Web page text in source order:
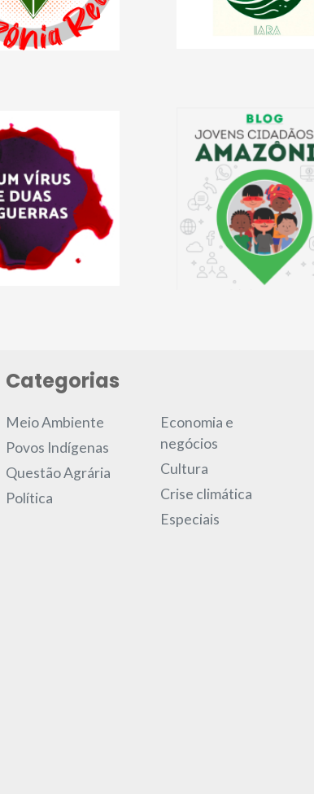
Categorias
Meio Ambiente
Povos Indígenas
Questão Agrária
Política
Economia e
negócios
Cultura
Crise climática
Especiais